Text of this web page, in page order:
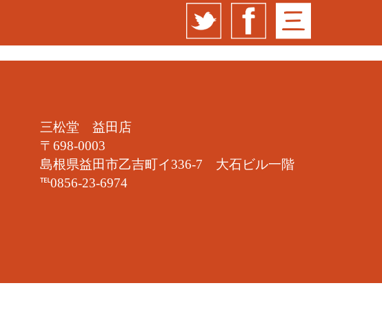
三松堂 益田店
〒698-0003
島根県益田市乙吉町イ336-7 大石ビル一階
℡0856-23-6974